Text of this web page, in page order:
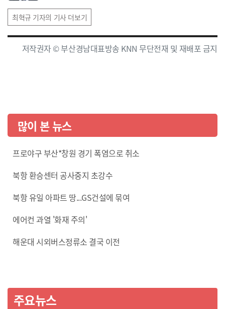
최혁규 기자의 기사 더보기
저작권자 © 부산경남대표방송 KNN 무단전재 및 재배포 금지
많이 본 뉴스
프로야구 부산*창원 경기 폭염으로 취소
북항 환승센터 공사중지 초강수
북항 유일 아파트 땅...GS건설에 묶여
에어컨 과열 '화재 주의'
해운대 시외버스정류소 결국 이전
주요뉴스